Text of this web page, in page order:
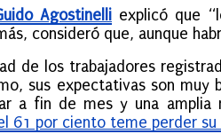
Agostinelli explicó que
consideró que, aunque
de los trabajadores
sus expectativas son muy
a fin de mes y una
el 61 por ciento teme perder